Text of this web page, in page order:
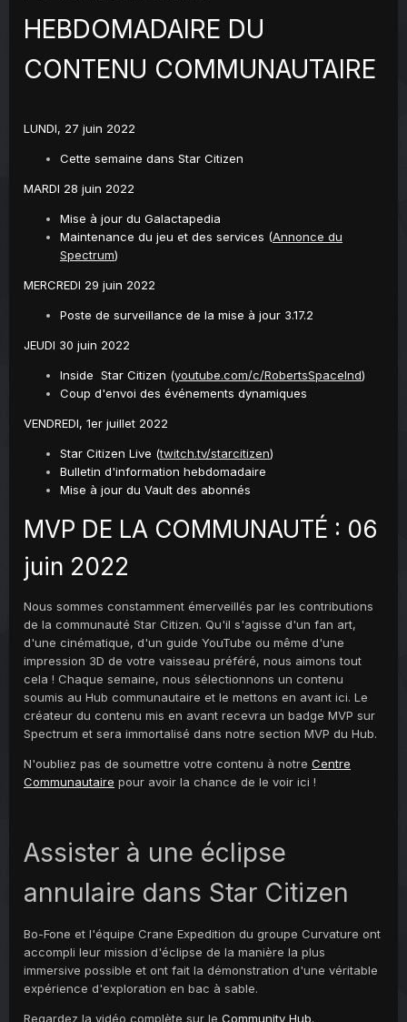
HEBDOMADAIRE DU
CONTENU COMMUNAUTAIRE
LUNDI, 27 juin 2022
Cette semaine dans Star Citizen
MARDI 28 juin 2022
Mise à jour du Galactapedia
Maintenance du jeu et des services (Annonce du
Spectrum)
MERCREDI 29 juin 2022
Poste de surveillance de la mise à jour 3.17.2
JEUDI 30 juin 2022
Inside Star Citizen (youtube.com/c/RobertsSpaceInd)
Coup d'envoi des événements dynamiques
VENDREDI, 1er juillet 2022
Star Citizen Live (twitch.tv/starcitizen)
Bulletin d'information hebdomadaire
Mise à jour du Vault des abonnés
MVP DE LA COMMUNAUTÉ : 06
juin 2022
Nous sommes constamment émerveillés par les contributions
de la communauté Star Citizen. Qu'il s'agisse d'un fan art,
d'une cinématique, d'un guide YouTube ou même d'une
impression 3D de votre vaisseau préféré, nous aimons tout
cela ! Chaque semaine, nous sélectionnons un contenu
soumis au Hub communautaire et le mettons en avant ici. Le
créateur du contenu mis en avant recevra un badge MVP sur
Spectrum et sera immortalisé dans notre section MVP du Hub.
N'oubliez pas de soumettre votre contenu à notre Centre
Communautaire pour avoir la chance de le voir ici !
Assister à une éclipse
annulaire dans Star Citizen
Bo-Fone et l'équipe Crane Expedition du groupe Curvature ont
accompli leur mission d'éclipse de la manière la plus
immersive possible et ont fait la démonstration d'une véritable
expérience d'exploration en bac à sable.
Regardez la vidéo complète sur le Community Hub.